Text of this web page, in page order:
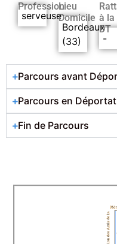
Profession
serveuse
Lieu
Domicile
Bordeaux
(33)
à la
DT
-
Parcours avant
Parcours en
Fin de Parcours